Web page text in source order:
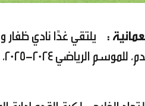
:
يلتقي غدًا نادي ظفار
2024-2025، وذلك على استاد آل مكتوم في دبي.